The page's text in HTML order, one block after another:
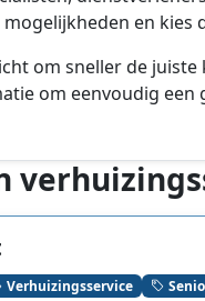
en kies
om sneller de
om eenvoudig een
Verhuizingsservice